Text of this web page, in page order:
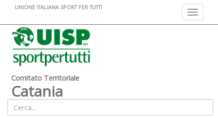
Toggle
UNIONE ITALIANA SPORT PER TUTTI
Comitato Territoriale
Catania